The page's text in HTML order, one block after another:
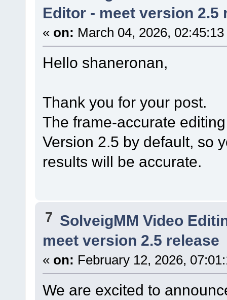
Editor - meet version 2.5
« on: March 04, 2026,
Hello shaneronan,
Thank you for your post.
The frame-accurate
Version 2.5 by default, so
results will be accurate.
7 SolveigMM Video
meet version 2.5 release
« on: February 12, 2026,
We are excited to